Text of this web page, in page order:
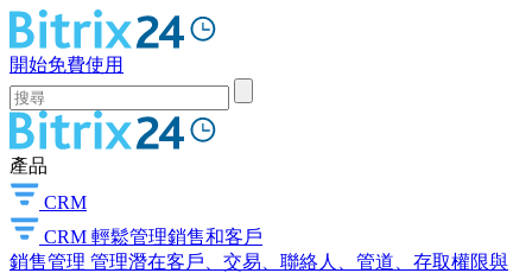
開始免費使用
產品
CRM
CRM 輕鬆管理銷售和客戶
銷售管理 管理潛在客戶、交易、聯絡人、管道、存取權限與